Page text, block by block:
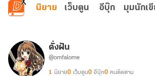
ข้ามไปยังเนื้อหาหลัก
นิยาย เว็บตูน อีบุ๊ก มุมนักเ
ดั่งฝัน
@omfalome
1 นิยาย0 เว็บตูน0 อีบุ๊ก0 คนติดตาม